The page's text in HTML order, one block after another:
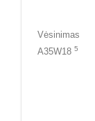
Vėsinimas
A35W18 5